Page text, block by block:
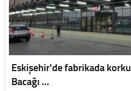
Eskişehir'de fabrikada
Bacağı …